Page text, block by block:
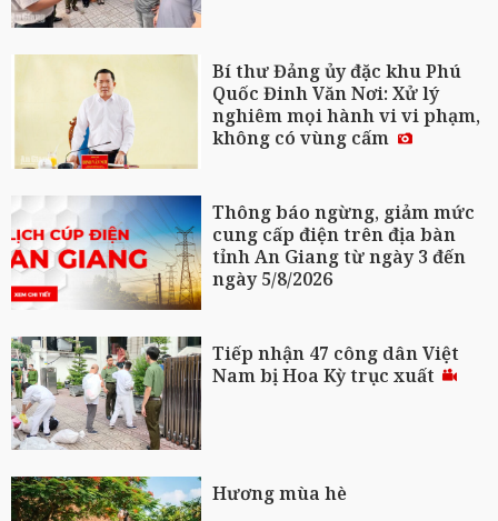
Bí thư Đảng ủy đặc khu Phú
Quốc Đinh Văn Nơi: Xử lý
nghiêm mọi hành vi vi phạm,
không có vùng cấm
Thông báo ngừng, giảm mức
cung cấp điện trên địa bàn
tỉnh An Giang từ ngày 3 đến
ngày 5/8/2026
Tiếp nhận 47 công dân Việt
Nam bị Hoa Kỳ trục xuất
Hương mùa hè